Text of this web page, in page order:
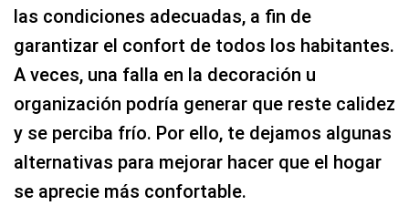
las condiciones adecuadas, a fin de
garantizar el confort de todos los habitantes.
A veces, una falla en la decoración u
organización podría generar que reste calidez
y se perciba frío. Por ello, te dejamos algunas
alternativas para mejorar hacer que el hogar
se aprecie más confortable.